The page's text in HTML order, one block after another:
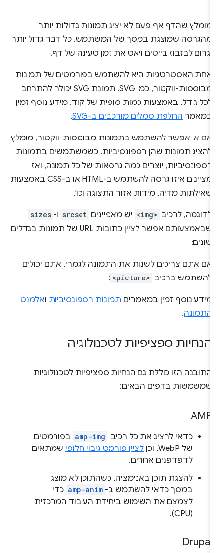
מומלץ שהדף אף פעם לא יציג תמונות גדולות יותר
מהגרסה שמוצגת במסך של המשתמש. כל דבר גדול יותר
יגרום לבזבוז בייטים ויאט את ‏‫זמן טעינה של דף.
אחת האסטרטגיות היא להשתמש בפורמטים של תמונות
מבוססות-ווקטור, כמו SVG. תמונת SVG יכולה להתרחב
לכל גודל, באמצעות כמות סופית של קוד. מידע נוסף זמין
במאמרהחלפת סמלים מורכבים ב-SVG .
אם אי אפשר להשתמש בתמונות מבוססות-ווקטור, מומלץ
להציג תמונות שהן רספונסיביות. כשמשתמשים בתמונות
רספונסיביות, יוצרים כמה גרסאות של כל תמונה, ואז
מציינים איזו גרסה להשתמש ב-HTML או ב-CSS באמצעות
שאילתות מדיה, מידות אזור התצוגה וכו'.
לדוגמה, לרכיב <img> יש מאפיינים srcset ו- sizes
שבאמצעותם אפשר לציין כתובות URL של תמונות בגדלים
שונים:
אם אתם צריכים לשנות את התמונה לגמרי, אתם יכולים
להשתמש ברכיב <picture>
:
מידע נוסף זמין במאמריםתמונות רספונסיביותואלמנט
התמונה.
הנחיות ספציפיות לטכנולוגיה
התובנה הזו כוללת גם הנחיות ספציפיות לטכנולוגיות
שמשמשות בדפים הבאים:
AMP
כדאי להציג את כל רכיבי amp-img בפורמטים
של WebP, וכן
לציין פורמט גיבוי חלופישמתאים
לדפדפנים אחרים.
להצגת תוכן באנימציה, כשהתוכן לא מוצג
במסך כדאי להשתמש ב- amp-anim כדי
לצמצם את השימוש ביחידת העיבוד המרכזית
Drupal